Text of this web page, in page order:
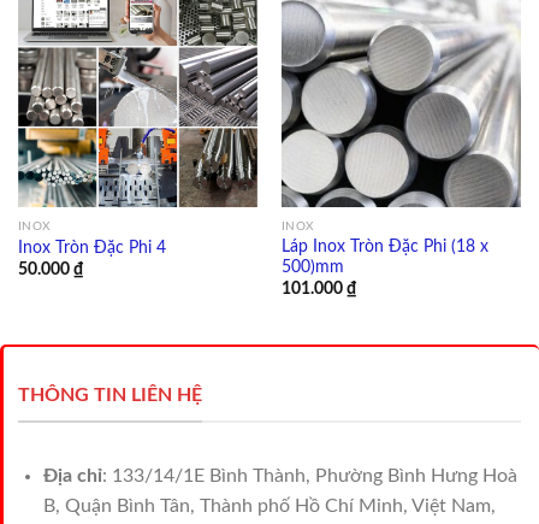
INOX
Inox Tròn Đặc Phi 4
50.000 ₫
INOX
Láp Inox Tròn Đặc Phi (18 x
500)mm
101.000 ₫
THÔNG TIN LIÊN HỆ
Địa chỉ: 133/14/1E Bình Thành, Phường Bình Hưng Hoà
B, Quận Bình Tân, Thành phố Hồ Chí Minh, Việt Nam,